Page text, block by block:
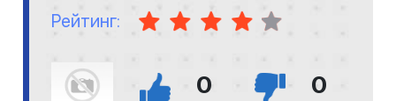
Рейтинг:
0 0